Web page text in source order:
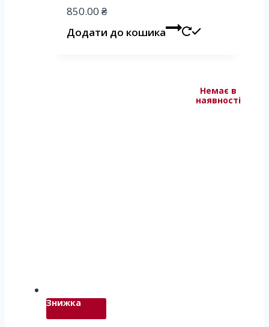
850.00 ₴
Додати до кошика
Знижка
Немає в
наявності